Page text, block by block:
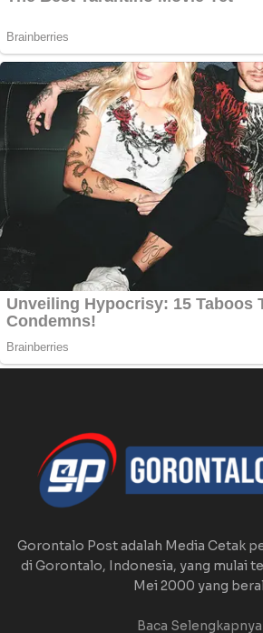
Gorontalo Post adalah Media Cetak
di Gorontalo, Indonesia, yang mulai
Mei 2000 yang
Baca